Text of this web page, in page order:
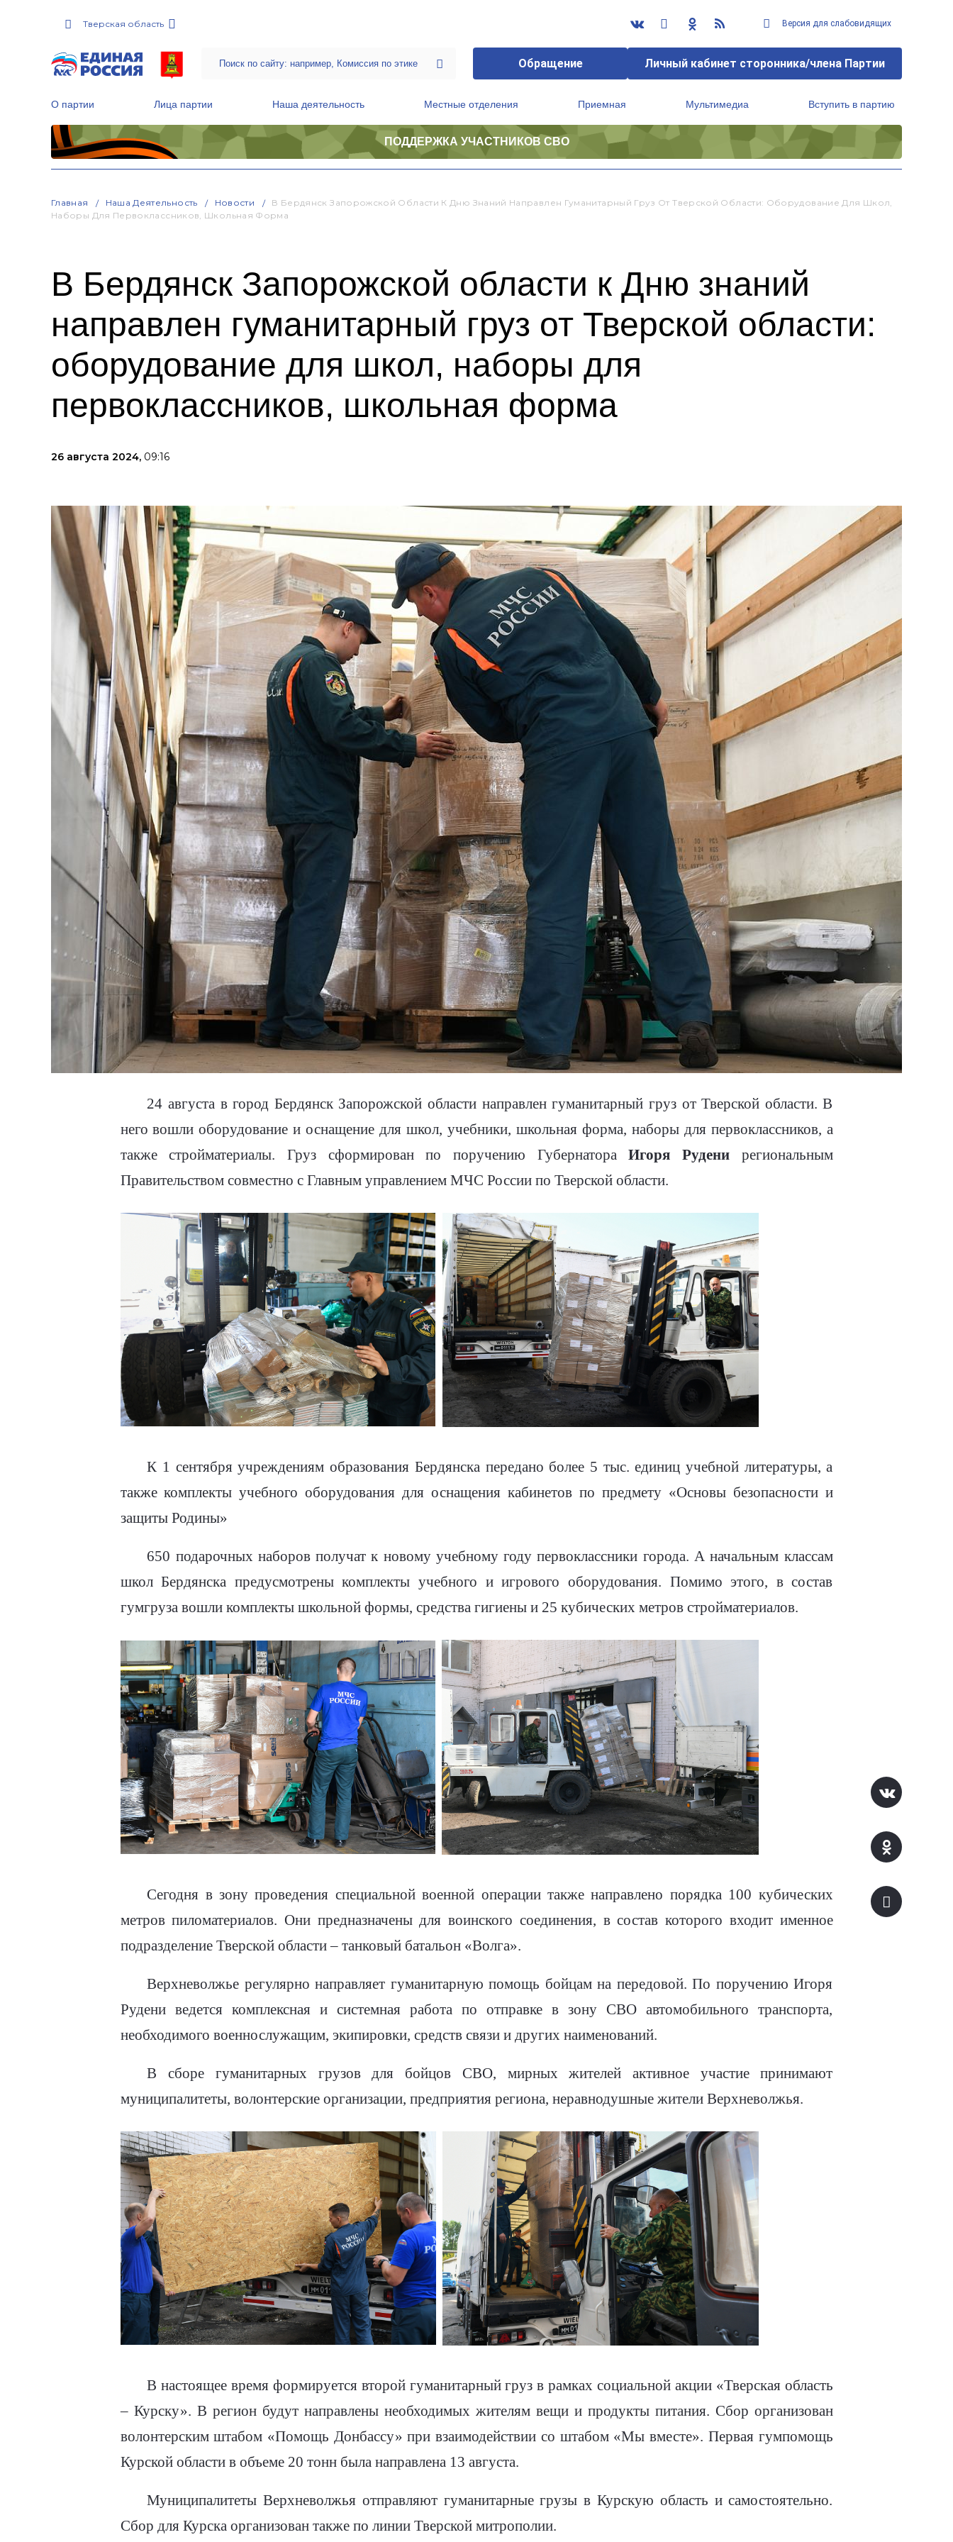
Тверская область Версия для слабовидящих
Обращение Личный кабинет сторонника/члена Партии
О партии Лица партии Наша деятельность Местные отделения Приемная Мультимедиа Вступить в партию
ПОДДЕРЖКА УЧАСТНИКОВ СВО
Главная Наша Деятельность Новости
В Бердянск Запорожской Области К Дню Знаний Направлен Гуманитарный Груз От Тверской Области: Оборудование Для Школ,
Наборы Для Первоклассников, Школьная Форма
В Бердянск Запорожской области к Дню знаний
направлен гуманитарный груз от Тверской области:
оборудование для школ, наборы для
первоклассников, школьная форма
26 августа 2024, 09:16
24 августа в город Бердянск Запорожской области направлен гуманитарный груз от Тверской области. В
него вошли оборудование и оснащение для школ, учебники, школьная форма, наборы для первоклассников, а
также стройматериалы. Груз сформирован по поручению ГубернатораИгоря Руденирегиональным
Правительством совместно с Главным управлением МЧС России по Тверской области.
К 1 сентября учреждениям образования Бердянска передано более 5 тыс. единиц учебной литературы, а
также комплекты учебного оборудования для оснащения кабинетов по предмету «Основы безопасности и
защиты Родины»
650 подарочных наборов получат к новому учебному году первоклассники города. А начальным классам
школ Бердянска предусмотрены комплекты учебного и игрового оборудования. Помимо этого, в состав
гумгруза вошли комплекты школьной формы, средства гигиены и 25 кубических метров стройматериалов.
Сегодня в зону проведения специальной военной операции также направлено порядка 100 кубических
метров пиломатериалов. Они предназначены для воинского соединения, в состав которого входит именное
подразделение Тверской области – танковый батальон «Волга».
Верхневолжье регулярно направляет гуманитарную помощь бойцам на передовой. По поручению Игоря
Рудени ведется комплексная и системная работа по отправке в зону СВО автомобильного транспорта,
необходимого военнослужащим, экипировки, средств связи и других наименований.
В сборе гуманитарных грузов для бойцов СВО, мирных жителей активное участие принимают
муниципалитеты, волонтерские организации, предприятия региона, неравнодушные жители Верхневолжья.
В настоящее время формируется второй гуманитарный груз в рамках социальной акции «Тверская область
– Курску». В регион будут направлены необходимых жителям вещи и продукты питания. Сбор организован
волонтерским штабом «Помощь Донбассу» при взаимодействии со штабом «Мы вместе». Первая гумпомощь
Курской области в объеме 20 тонн была направлена 13 августа.
Муниципалитеты Верхневолжья отправляют гуманитарные грузы в Курскую область и самостоятельно.
Сбор для Курска организован также по линии Тверской митрополии.